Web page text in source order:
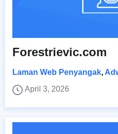
Forestrievic.com
Laman Web Penyangak,
April 3, 2026